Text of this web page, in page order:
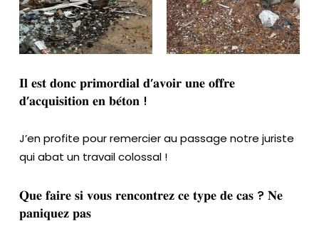
s
𝐈𝐥 𝐞𝐬𝐭 𝐝𝐨𝐧𝐜 𝐩𝐫𝐢𝐦𝐨𝐫𝐝𝐢𝐚𝐥 𝐝’𝐚𝐯𝐨𝐢𝐫 𝐮𝐧𝐞 𝐨𝐟𝐟𝐫𝐞
𝐝’𝐚𝐜𝐪𝐮𝐢𝐬𝐢𝐭𝐢𝐨𝐧 𝐞𝐧 𝐛𝐞́𝐭𝐨𝐧 !
J’en profite pour remercier au passage notre juriste
qui abat un travail colossal !
𝐐𝐮𝐞 𝐟𝐚𝐢𝐫𝐞 𝐬𝐢 𝐯𝐨𝐮𝐬 𝐫𝐞𝐧𝐜𝐨𝐧𝐭𝐫𝐞𝐳 𝐜𝐞 𝐭𝐲𝐩𝐞 𝐝𝐞 𝐜𝐚𝐬 ? 𝐍𝐞
𝐩𝐚𝐧𝐢𝐪𝐮𝐞𝐳 𝐩𝐚𝐬